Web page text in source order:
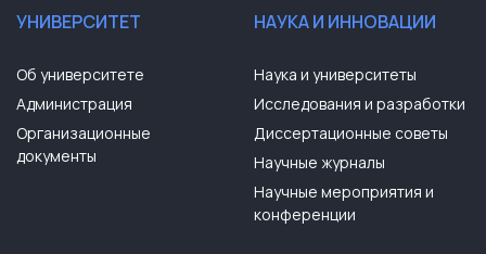
УНИВЕРСИТЕТ
Об университете
Администрация
Организационные
документы
НАУКА И ИННОВАЦИИ
Наука и университеты
Исследования и разработки
Диссертационные советы
Научные журналы
Научные мероприятия и
конференции